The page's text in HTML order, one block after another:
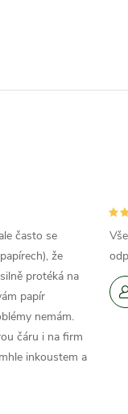
často se
že
protéká na
papír
nemám.
čáru i na firm
inkoustem a